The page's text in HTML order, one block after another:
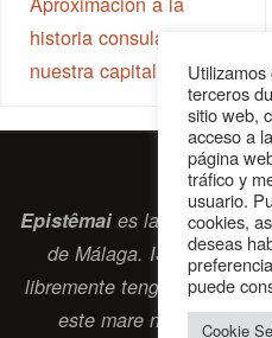
historia consular en
nuestra capital
Epistêmaies la revista
de Málaga. ISSN 2697-
libremente tengan algo que
este mare nostrumque
terceros
sitio web,
acceso a
página
tráfico y
usuario.
cookies,
deseas
puede
Cookie